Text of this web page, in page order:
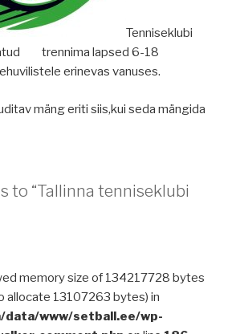
Tenniseklubi
trennima lapsed 6-18
erinevas vanuses.
mäng eriti siis,kui seda mängida
to “Tallinna tenniseklubi
memory size of 134217728 bytes
allocate 13107263 bytes) in
data/www/setball.ee/wp-